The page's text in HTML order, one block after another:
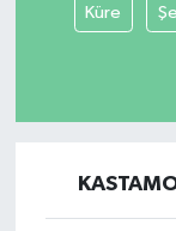
Küre